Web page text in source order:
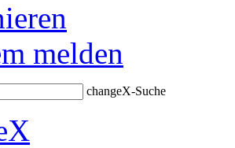
melden
changeX-Suche